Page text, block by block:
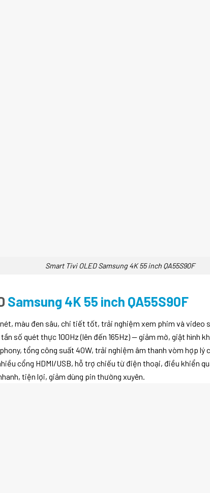
Smart Tivi OLED Samsung 4K 55 inch QA55S90F
Samsung 4K 55 inch QA55S90F
màu đen sâu, chi tiết tốt, trải nghiệm xem phim và video
số quét thực 100Hz (lên đến 165Hz) — giảm mờ, giật hình
tổng công suất 40W, trải nghiệm âm thanh vòm hợp lý
cổng HDMI/USB, hỗ trợ chiếu từ điện thoại, điều khiển
tiện lợi, giảm dùng pin thường xuyên.